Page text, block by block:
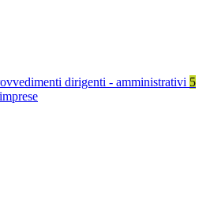
dirigenti - amministrativi 5